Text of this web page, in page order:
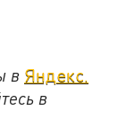
в Яндекс.
в